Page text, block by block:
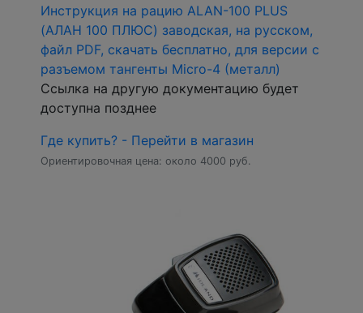
Инструкция на рацию ALAN-100 PLUS
(АЛАН 100 ПЛЮС) заводская, на русском,
файл PDF, скачать бесплатно, для версии с
разъемом тангенты Micro-4 (металл)
Ссылка на другую документацию будет
доступна позднее
Где купить? - Перейти в магазин
Ориентировочная цена: около 4000 руб.